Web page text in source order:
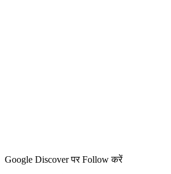
Google Discover पर Follow करें